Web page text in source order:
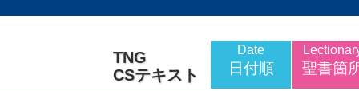
TNG
CSテキスト
Date
日付順 聖書箇